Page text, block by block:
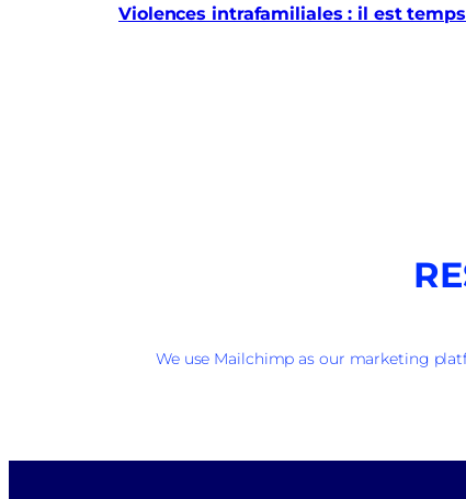
Violences intrafamiliales : il est
We use Mailchimp as our marketing